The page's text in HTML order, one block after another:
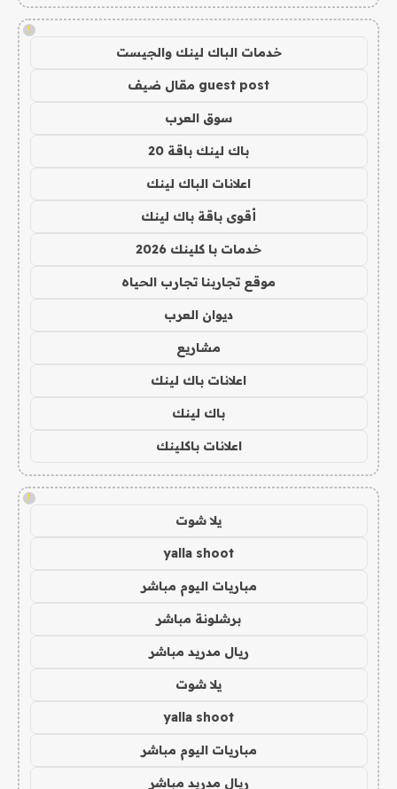
!
خدمات الباك لينك والجيست
guest post مقال ضيف
سوق العرب
باك لينك باقة 20
اعلانات الباك لينك
أقوى باقة باك لينك
خدمات با كلينك 2026
موقع تجاربنا تجارب الحياه
ديوان العرب
مشاريع
اعلانات باك لينك
باك لينك
اعلانات باكلينك
!
يلا شوت
yalla shoot
مباريات اليوم مباشر
برشلونة مباشر
ريال مدريد مباشر
يلا شوت
yalla shoot
مباريات اليوم مباشر
ريال مدريد مباشر